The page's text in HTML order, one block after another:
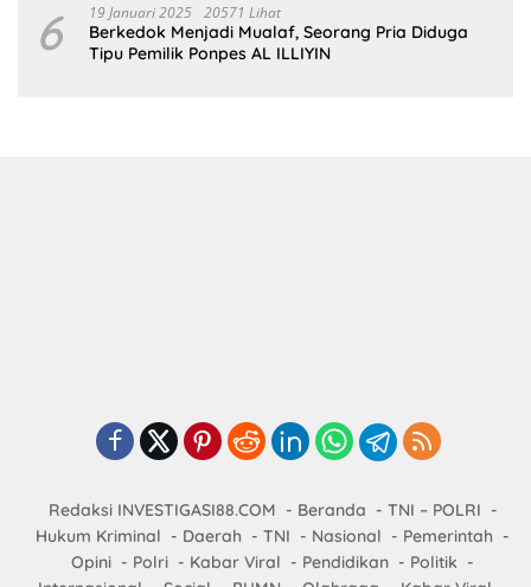
6 19 Januari 2025 20571 Lihat
Berkedok Menjadi Mualaf, Seorang Pria Diduga
Tipu Pemilik Ponpes AL ILLIYIN
Redaksi INVESTIGASI88.COM Beranda
TNI – POLRI
Hukum Kriminal
Daerah TNI Nasional
Pemerintah
Opini
Polri Kabar Viral Pendidikan
Politik